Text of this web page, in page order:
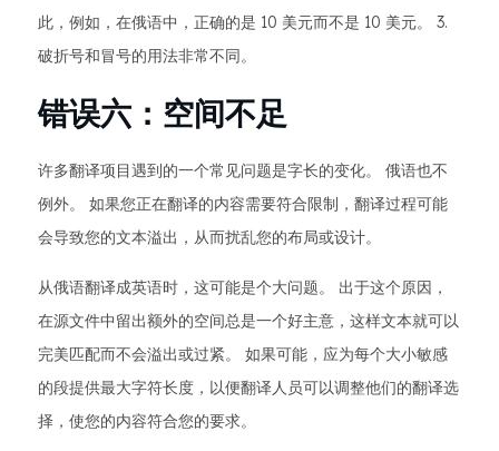
此，例如，在俄语中，正确的是 10 美元而不是 10 美元。 3.
破折号和冒号的用法非常不同。
错误六：空间不足
许多翻译项目遇到的一个常见问题是字长的变化。 俄语也不
例外。 如果您正在翻译的内容需要符合限制，翻译过程可能
会导致您的文本溢出，从而扰乱您的布局或设计。
从俄语翻译成英语时，这可能是个大问题。 出于这个原因，
在源文件中留出额外的空间总是一个好主意，这样文本就可以
完美匹配而不会溢出或过紧。 如果可能，应为每个大小敏感
的段提供最大字符长度，以便翻译人员可以调整他们的翻译选
择，使您的内容符合您的要求。